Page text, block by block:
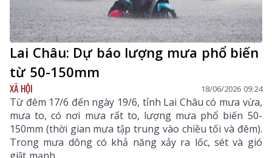
Lai Châu: Dự báo lượng mưa phổ biến
từ 50-150mm
XÃ HỘI 18/06/2026 09:24
Từ đêm 17/6 đến ngày 19/6, tỉnh Lai Châu có mưa vừa,
mưa to, có nơi mưa rất to, lượng mưa phổ biến 50-
150mm (thời gian mưa tập trung vào chiều tối và đêm).
Trong mưa dông có khả năng xảy ra lốc, sét và gió